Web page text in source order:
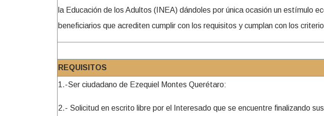
la Educación de los Adultos (INEA) dándoles por única ocasión un estímulo
beneficiarios que acrediten cumplir con los requisitos y cumplan con los
REQUISITOS
1.-Ser ciudadano de Ezequiel Montes Querétaro:
2.- Solicitud en escrito libre por el Interesado que se encuentre finalizando